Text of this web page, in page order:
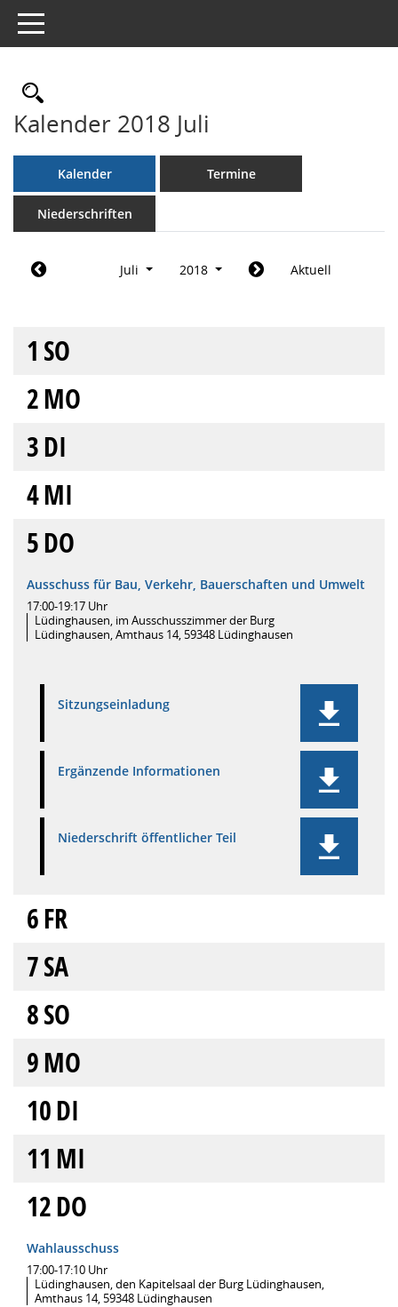
Toggle navigation
Rechercheauswahl
Kalender 2018 Juli
Kalender Termine
Niederschriften
Juli 2018 Aktuell
1 SO
2MO
3DI
4MI
5DO
Ausschuss für Bau, Verkehr, Bauerschaften und Umwelt
17:00-19:17 Uhr
Lüdinghausen, im Ausschusszimmer der Burg
Lüdinghausen, Amthaus 14, 59348 Lüdinghausen
Sitzungseinladung
Ergänzende Informationen
Niederschrift öffentlicher Teil
6FR
7SA
8SO
9MO
10DI
11 MI
12DO
Wahlausschuss
17:00-17:10 Uhr
Lüdinghausen, den Kapitelsaal der Burg Lüdinghausen,
Amthaus 14, 59348 Lüdinghausen